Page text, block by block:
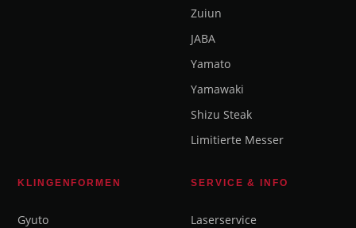
Zuiun
JABA
Yamato
Yamawaki
Shizu Steak
Limitierte Messer
KLINGENFORMEN
Gyuto
SERVICE & INFO
Laserservice